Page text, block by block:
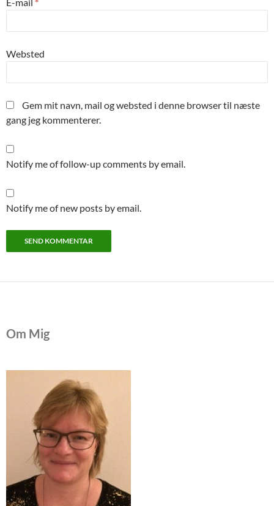
E-mail *
Websted
Gem mit navn, mail og websted i denne browser til næste
gang jeg kommenterer.
Notify me of follow-up comments by email.
Notify me of new posts by email.
Om Mig